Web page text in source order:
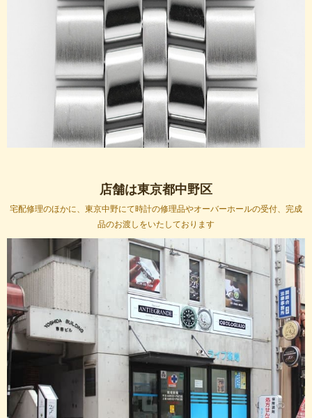
つきましては何かとご不便をおかけすると存じますが、よろしくお願いい
たします。
ご依頼の際はまずWEBよりお問い合わせをいただきますようお願いいた
オメガ OMEGA Ω オーバーホールキャンペーンのお知
更新日：2026-07-01
円引きにて承ります。
なお故障の状況により部品代が加わりますので、まずはお気軽にご相談く
ださい。
お問合せお待ちいたしております。
開催期間 2026年7月1日(水)～7月31日(金)
適応条件 キャンペーン開催期間中、オーバーホール依頼でお時計をお送
りください!!
営業時間を11時～18時とせていただき土日・祝日はお休みをさせていた
店頭での受け付けは事前のご予約をお願いしております。
まず事前に概算見積もりをご案内させていただきますのでまず見積り相談
フォームより
時計のブランドや型番、コンディション等の情報をお送りください。
ご来店いただきましてもお送りいただきました場合と
店舗は東京都中野区
宅配修理のほかに、東京中野にて時計の修理品やオーバーホールの受付、完成
品のお渡しをいたしております